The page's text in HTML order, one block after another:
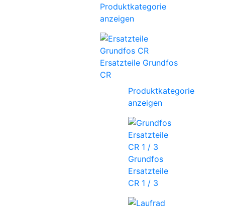
Produktkategorie
anzeigen
Ersatzteile Grundfos
CR
Produktkategorie
anzeigen
Grundfos
Ersatzteile
CR 1 / 3